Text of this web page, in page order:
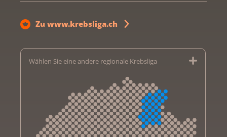
Zu www.krebsliga.ch
Wählen Sie eine andere regionale Krebsliga